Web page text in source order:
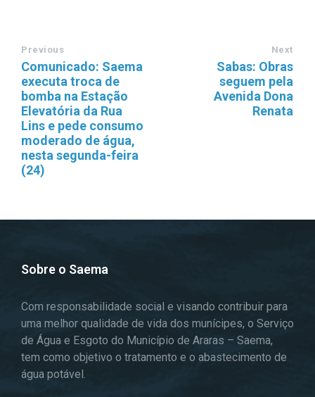
Previous
Comunicado: Saema
executa troca de
bomba na Estação
Elevatória da Rua
Lins e pede consumo
moderado de água,
nesta segunda-feira
(24)
Next
Sabas: Obras
seguem pela
Avenida Dona
Renata
Sobre o Saema
Com responsabilidade social e visando contribuir para
uma melhor qualidade de vida dos munícipes, o Serviço
de Água e Esgoto do Município de Araras – Saema,
tem como objetivo o tratamento e o abastecimento de
água potável.